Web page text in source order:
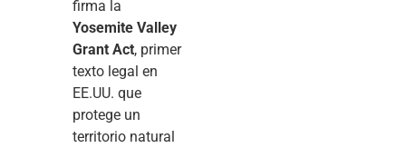
firma la
Yosemite Valley
Grant Act, primer
texto legal en
EE.UU. que
protege un
territorio natural